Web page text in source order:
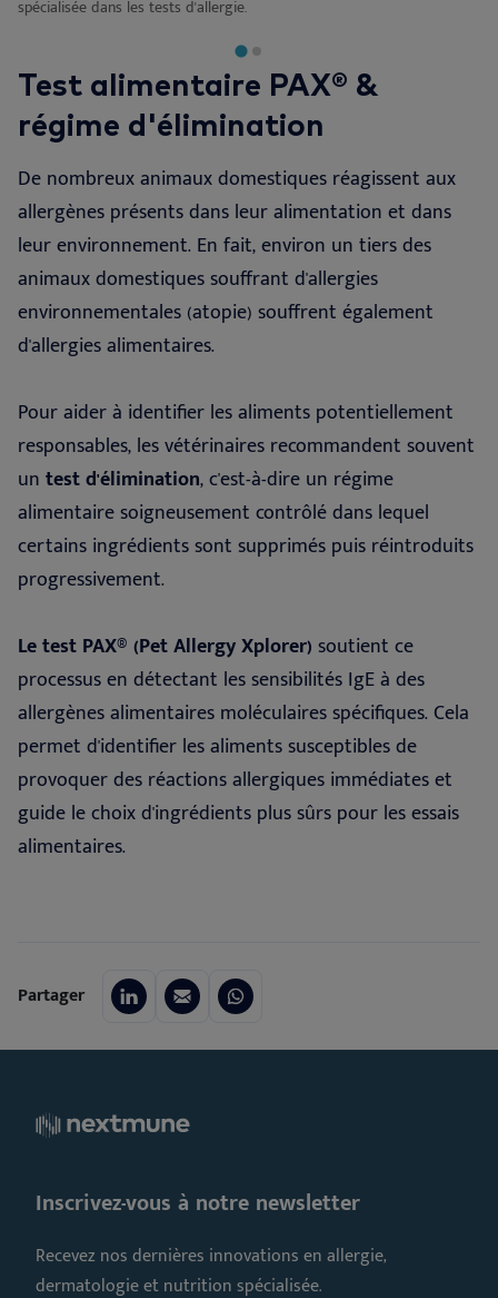
spécialisée dans les tests d'allergie.
Test alimentaire PAX® &
régime d'élimination
De nombreux animaux domestiques réagissent aux
allergènes présents dans leur alimentation et dans
leur environnement. En fait, environ un tiers des
animaux domestiques souffrant d'allergies
environnementales (atopie) souffrent également
d'allergies alimentaires.
Pour aider à identifier les aliments potentiellement
responsables, les vétérinaires recommandent souvent
un test d'élimination, c'est-à-dire un régime
alimentaire soigneusement contrôlé dans lequel
certains ingrédients sont supprimés puis réintroduits
progressivement.
Le test PAX® (Pet Allergy Xplorer) soutient ce
processus en détectant les sensibilités IgE à des
allergènes alimentaires moléculaires spécifiques. Cela
permet d'identifier les aliments susceptibles de
provoquer des réactions allergiques immédiates et
guide le choix d'ingrédients plus sûrs pour les essais
alimentaires.
Partager
Inscrivez-vous à notre newsletter
Recevez nos dernières innovations en allergie,
dermatologie et nutrition spécialisée.